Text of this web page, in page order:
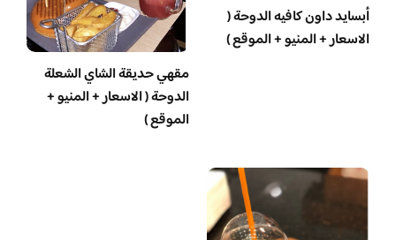
أبسايد داون كافيه الدوحة (
الاسعار + المنيو + الموقع )
مقهي حديقة الشاي الشعلة
الدوحة ( الاسعار + المنيو +
الموقع )